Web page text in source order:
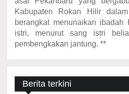
Kabupaten Rokan Hilir
berangkat menunaikan ibadah
istri, menurut sang istri
pembengkakan jantung. **
Berita terkini